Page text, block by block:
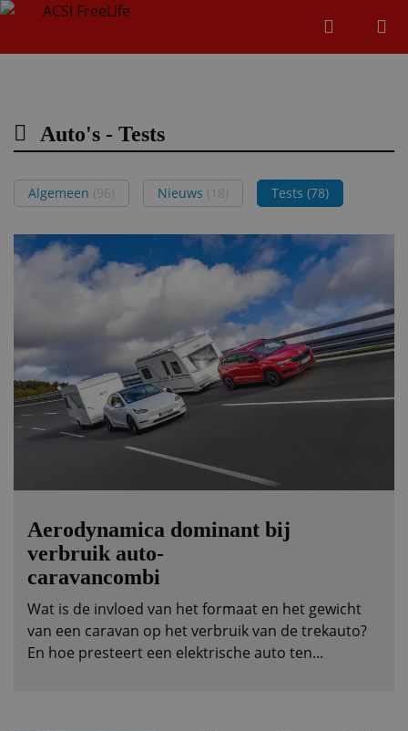
Auto's - Tests
Algemeen (96) Nieuws (18) Tests (78)
Aerodynamica dominant bij
verbruik auto-
caravancombi
Wat is de invloed van het formaat en het gewicht
van een caravan op het verbruik van de trekauto?
En hoe presteert een elektrische auto ten...